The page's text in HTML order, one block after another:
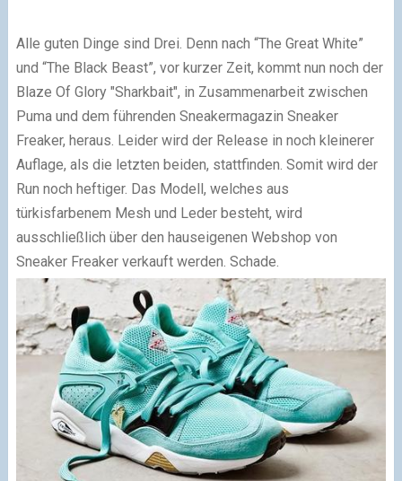
Alle guten Dinge sind Drei. Denn nach “The Great White”
und “The Black Beast”, vor kurzer Zeit, kommt nun noch der
Blaze Of Glory "Sharkbait", in Zusammenarbeit zwischen
Puma und dem führenden Sneakermagazin Sneaker
Freaker, heraus. Leider wird der Release in noch kleinerer
Auflage, als die letzten beiden, stattfinden. Somit wird der
Run noch heftiger. Das Modell, welches aus
türkisfarbenem Mesh und Leder besteht, wird
ausschließlich über den hauseigenen Webshop von
Sneaker Freaker verkauft werden. Schade.